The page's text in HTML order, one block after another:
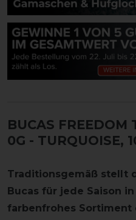
BUCAS FREEDOM
0G - TURQUOISE,
Traditionsgemäß stellt
Bucas für jede Saison
farbenfrohes Sortiment